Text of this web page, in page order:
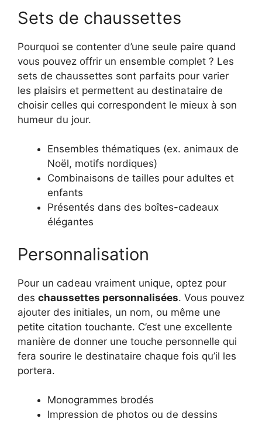
Sets de chaussettes
Pourquoi se contenter d’une seule paire quand
vous pouvez offrir un ensemble complet ? Les
sets de chaussettes sont parfaits pour varier
les plaisirs et permettent au destinataire de
choisir celles qui correspondent le mieux à son
humeur du jour.
Ensembles thématiques (ex. animaux de
Noël, motifs nordiques)
Combinaisons de tailles pour adultes et
enfants
Présentés dans des boîtes-cadeaux
élégantes
Personnalisation
Pour un cadeau vraiment unique, optez pour
des chaussettes personnalisées. Vous pouvez
ajouter des initiales, un nom, ou même une
petite citation touchante. C’est une excellente
manière de donner une touche personnelle qui
fera sourire le destinataire chaque fois qu’il les
portera.
Monogrammes brodés
Impression de photos ou de dessins